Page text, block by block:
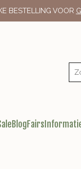
BESTELLING VOOR
BlogFairs